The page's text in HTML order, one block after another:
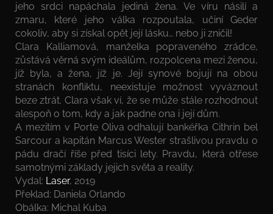
jeho srdci napáchala jediná žena. Ve víru násilí a
zmaru, které jeho válka rozpoutala, učiní Geder
cokoliv, aby si získal opět její lásku… nebo ji zničil!
Clara Kalliamová, manželka popraveného zrádce,
zůstává věrná svým ideálům, rozpolcena mezi ženou,
jíž byla, a žena, jíž je. Její synové bojují na obou
stranách konfliktu, neexistuje možnost vyváznout
beze ztrát. Clara však ví, že se může stále rozhodnout
alespoň o tom, kdy a jak padne ona i její dům.
A mezitím v Porte Oliva odhalují bankéřka Cithrin bel
Sarcour a kapitán Marcus Wester strašlivou pravdu o
pádu dračí říše před tisíci lety. Pravdu, která otřese
samotnými základy jejich světa a reality.
Vydal: Laser, 2019
Překlad: Daniela Orlando
Obálka: Michal Kuba